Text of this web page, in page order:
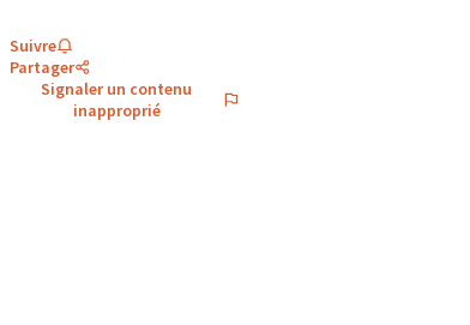
Suivre
Partager
Signaler un contenu
inapproprié